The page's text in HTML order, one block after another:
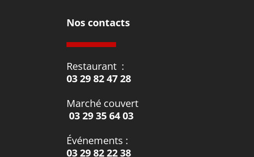
Nos contacts
Restaurant :
03 29 82 47 28
Marché couvert
03 29 35 64 03
Événements :
03 29 82 22 38